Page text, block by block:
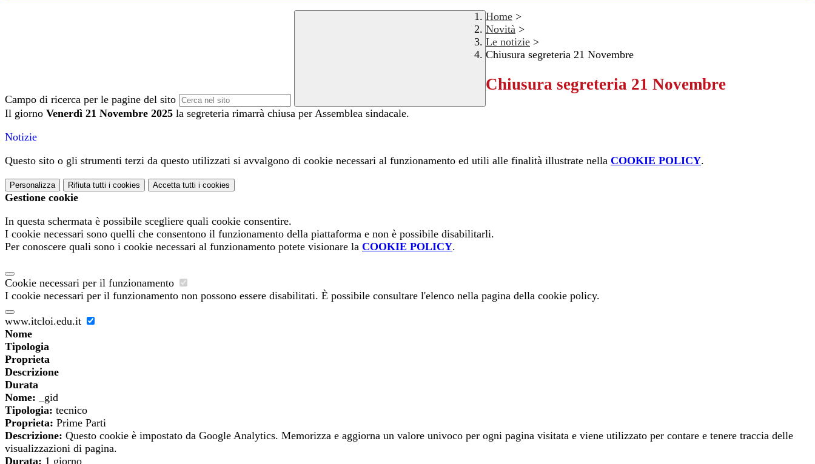
Campo di ricerca per le pagine del sito
Home >
Novità >
Le notizie >
Chiusura segreteria 21 Novembre
Chiusura segreteria 21 Novembre
Il giorno Venerdì 21 Novembre 2025 la segreteria rimarrà chiusa per Assemblea sindacale.
Notizie
Questo sito o gli strumenti terzi da questo utilizzati si avvalgono di cookie necessari al funzionamento ed utili alle finalità illustrate nella COOKIE POLICY.
Personalizza Rifiuta tutti i cookies Accetta tutti i cookies
Gestione cookie
In questa schermata è possibile scegliere quali cookie consentire.
I cookie necessari sono quelli che consentono il funzionamento della piattaforma e non è possibile disabilitarli.
Per conoscere quali sono i cookie necessari al funzionamento potete visionare la COOKIE POLICY.
Cookie necessari per il funzionamento
I cookie necessari per il funzionamento non possono essere disabilitati. È possibile consultare l'elenco nella pagina della cookie policy.
www.itcloi.edu.it
Nome
Tipologia
Proprieta
Descrizione
Durata
Nome: _gid
Tipologia: tecnico
Proprieta: Prime Parti
Descrizione: Questo cookie è impostato da Google Analytics. Memorizza e aggiorna un valore univoco per ogni pagina visitata e viene utilizzato per contare e tenere traccia delle
visualizzazioni di pagina.
Durata: 1 giorno